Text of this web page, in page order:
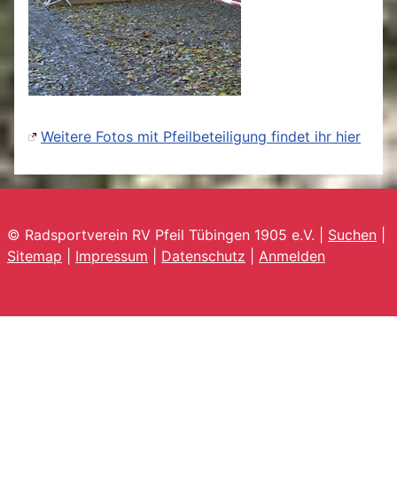
Weitere Fotos mit Pfeilbeteiligung findet ihr hier
© Radsportverein RV Pfeil Tübingen 1905 e.V. | Suchen
Sitemap
Impressum Datenschutz Anmelden